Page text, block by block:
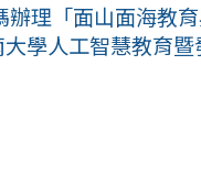
辦理「面山面海教
學人工智慧教育